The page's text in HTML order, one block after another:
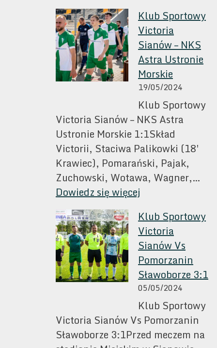
Sianów-
Gwardia
Koszalin
Klub Sportowy
Victoria
Sianów – NKS
Astra Ustronie
Morskie
19/05/2024
Klub Sportowy
Victoria Sianów – NKS Astra
Ustronie Morskie 1:1Skład
Victorii, Staciwa Palikowki (18′
Krawiec), Pomarański, Pajak,
Zuchowski, Wotawa, Wagner,…
Dowiedz się więcej
Sportowy
Victoria
Sianów
–
NKS
Astra
Ustronie
Morskie
Klub Sportowy
Victoria
Sianów Vs
Pomorzanin
Sławoborze 3:1
05/05/2024
Klub Sportowy
Victoria Sianów Vs Pomorzanin
Sławoborze 3:1Przed meczem na